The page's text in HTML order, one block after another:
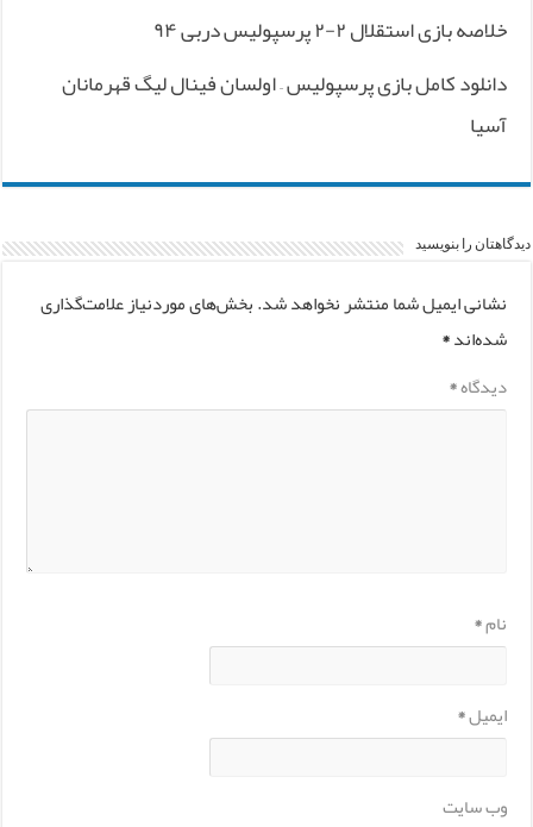
خلاصه بازی استقلال ۲-۲ پرسپولیس دربی ۹۴
دانلود کامل بازی پرسپولیس – اولسان فینال لیگ قهرمانان
آسیا
دیدگاهتان را بنویسید
نشانی ایمیل شما منتشر نخواهد شد.بخش‌های موردنیاز علامت‌گذاری
شده‌اند*
دیدگاه*
نام*
ایمیل*
وب‌ سایت